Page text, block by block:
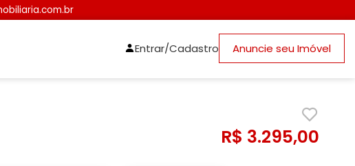
Entrar/Cadastro Anuncie seu Imóvel
R$ 3.295,00